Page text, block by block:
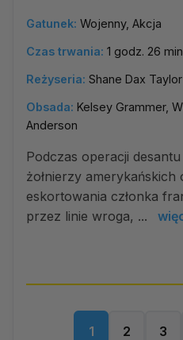
Gatunek: Wojenny, Akcja
Czas trwania: 1 godz. 26
Reżyseria: Shane Dax Taylor
Obsada: Kelsey Grammer,
Anderson
Podczas operacji
żołnierzy amerykańskich
eskortowania członka
przez linie wroga, ...
1 2 3